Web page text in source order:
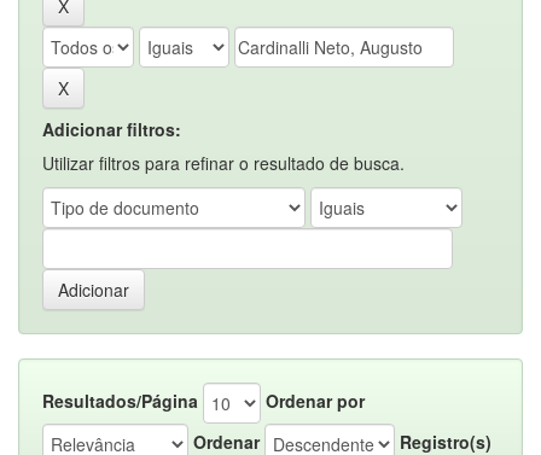
Adicionar filtros:
Utilizar filtros para refinar o resultado de busca.
Resultados/Página
Ordenar por
Ordenar
Registro(s)